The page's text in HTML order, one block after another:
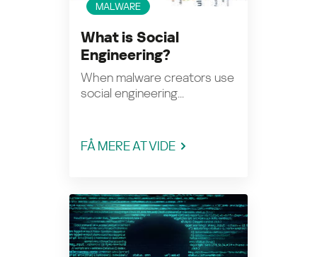
MALWARE
What is Social
Engineering?
When malware creators use
social engineering...
FÅ MERE AT VIDE